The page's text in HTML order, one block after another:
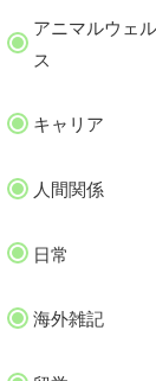
アニマルウェ
ス
キャリア
人間関係
日常
海外雑記